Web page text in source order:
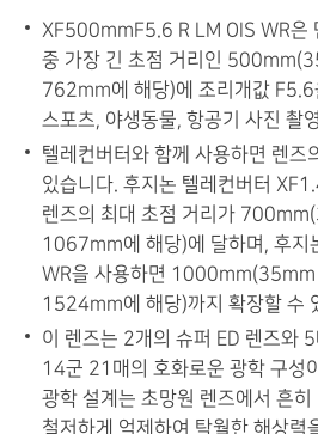
XF500mmF5.6 R LM OIS WR은
중 가장 긴 초점 거리인
762mm에 해당)에 조리개값 F5.6
스포츠, 야생동물, 항공기 사진 촬
텔레컨버터와 함께 사용하면 렌즈
있습니다. 후지논 텔레컨버터
렌즈의 최대 초점 거리가
1067mm에 해당)에 달하며, 후지
WR을 사용하면 1000mm(35mm
1524mm에 해당)까지 확장할 수
이 렌즈는 2개의 슈퍼 ED 렌즈와
14군 21매의 호화로운 광학 구성
광학 설계는 초망원 렌즈에서 흔
철저하게 억제하여 탁월한 해상력